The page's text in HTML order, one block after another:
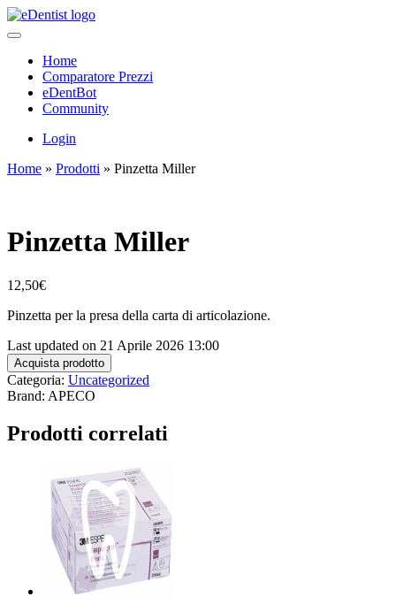
Home
Comparatore Prezzi
eDentBot
Community
Login
Home » Prodotti » Pinzetta Miller
Pinzetta Miller
12,50€
Pinzetta per la presa della carta di articolazione.
Last updated on 21 Aprile 2026 13:00
Acquista prodotto
Categoria: Uncategorized
Brand: APECO
Prodotti correlati